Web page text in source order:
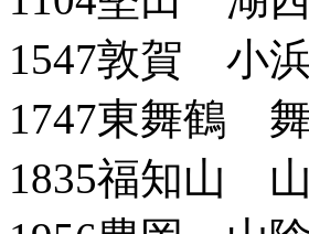
1547敦賀 小
1747東舞鶴
1835福知山